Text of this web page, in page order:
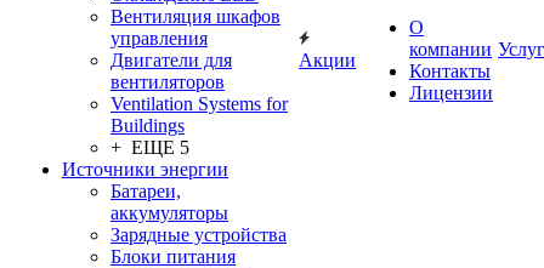
Вентиляция шкафов
управления
Двигатели для
вентиляторов
Ventilation Systems for
Buildings
+ ЕЩЕ 5
Источники энергии
Батареи,
аккумуляторы
Зарядные устройства
Блоки питания
Акции
О
компании
Контакты
Лицензии